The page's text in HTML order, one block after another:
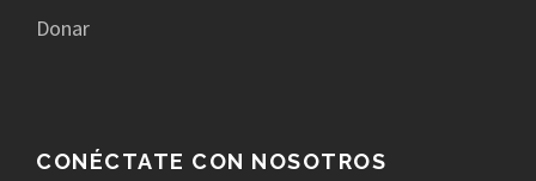
Donar
CONÉCTATE CON NOSOTROS